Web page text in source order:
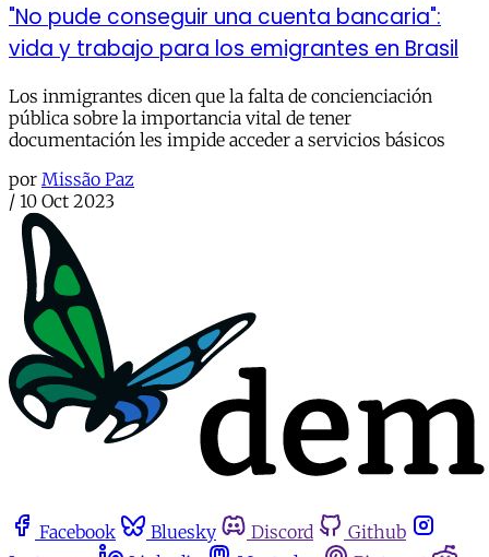
"No pude conseguir una cuenta bancaria":
vida y trabajo para los emigrantes en Brasil
Los inmigrantes dicen que la falta de concienciación
pública sobre la importancia vital de tener
documentación les impide acceder a servicios básicos
por Missão Paz
/ 10 Oct 2023
Facebook Bluesky Discord
Github